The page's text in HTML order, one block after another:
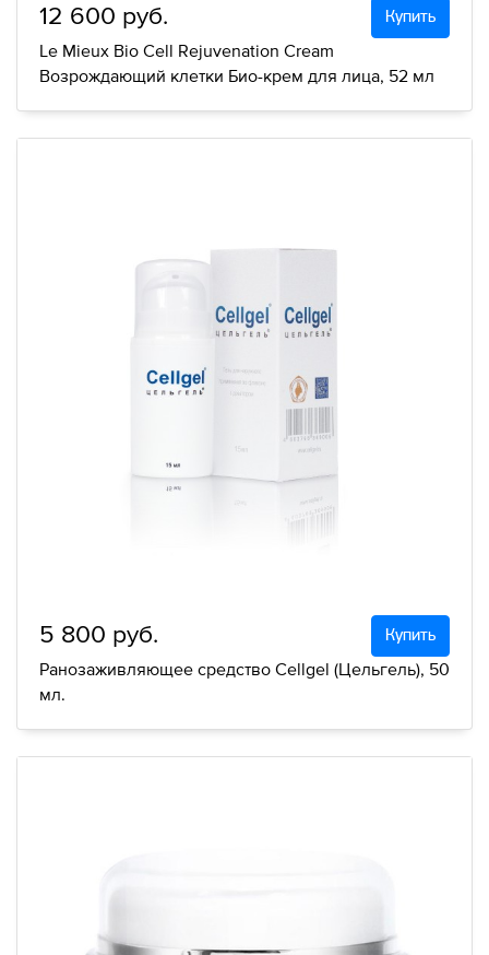
12 600 руб. Купить
Le Mieux Bio Cell Rejuvenation Cream
Возрождающий клетки Био-крем для лица, 52 мл
5 800 руб. Купить
Ранозаживляющее средство Cellgel (Цельгель), 50
мл.